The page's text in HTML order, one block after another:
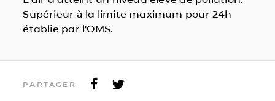
Supérieur à la limite maximum pour 24h
établie par l'OMS.
PARTAGER